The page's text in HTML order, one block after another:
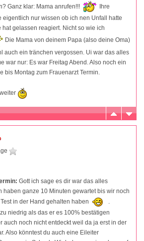
Ganz klar: Mama anrufen!!!
Ihre
eigentlich nur wissen ob ich nen Unfall hatte
gelassen reagiert. Nicht so wie ich
Die Mama von deinem Papa (also deine Oma)
auch ein tränchen vergossen. Ui war das alles
war nur: Es war Freitag Abend. Also noch ein
bis Montag zum Frauenarzt Termin.
Gott ich sage es dir war das alles
haben ganze 10 Minuten gewartet bis wir noch
in der Hand gehalten haben
.
niedrig als das er es 100% bestätigen
auch noch nicht entdeckt weil da ja erst in der
Also könntest du auch eine Eileiter